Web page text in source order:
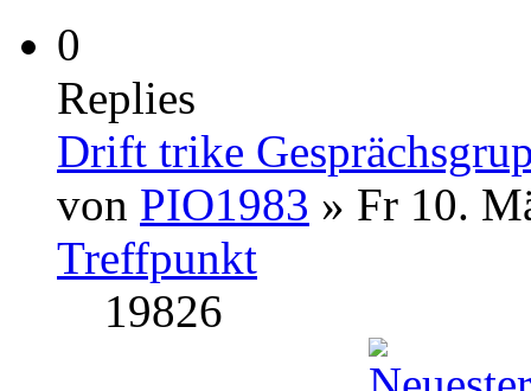
0
Replies
Drift trike
von PIO1983 » Fr 10.
Treffpunkt
19826